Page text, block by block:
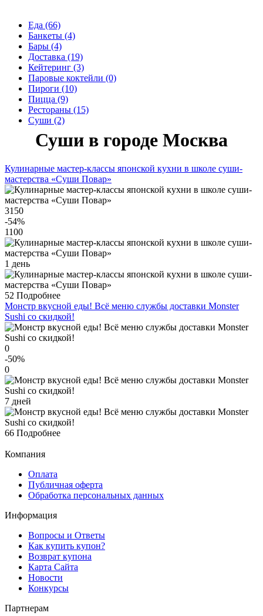
Еда (66)
Банкеты (4)
Бары (4)
Доставка (19)
Кейтеринг (3)
Паровые коктейли (0)
Пироги (10)
Пицца (9)
Рестораны (15)
Суши (2)
Суши в городе Москва
Кулинарные мастер-классы японской кухни в школе суши-
мастерства «Суши Повар»
3150
-54%
1100
1 день
52 Подробнее
Монстр вкусной еды! Всё меню службы доставки Monster
Sushi со скидкой!
0
-50%
0
7 дней
66 Подробнее
Компания
Оплата
Публичная оферта
Обработка персональных данных
Информация
Вопросы и Ответы
Как купить купон?
Возврат купона
Карта Сайта
Новости
Конкурсы
Партнерам